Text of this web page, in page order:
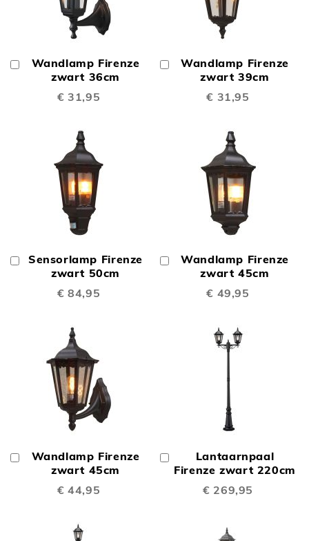
Wandlamp Firenze
zwart 36cm
€ 31,95
Winkelwagen
Wandlamp Firenze
zwart 39cm
€ 31,95
Winkelwagen
Sensorlamp Firenze
zwart 50cm
€ 84,95
In
Winkelwagen
Wandlamp Firenze
zwart 45cm
€ 49,95
Winkelwagen
Wandlamp Firenze
zwart 45cm
€ 44,95
Winkelwagen
Lantaarnpaal
Firenze zwart 220cm
€ 269,95
Winkelwagen